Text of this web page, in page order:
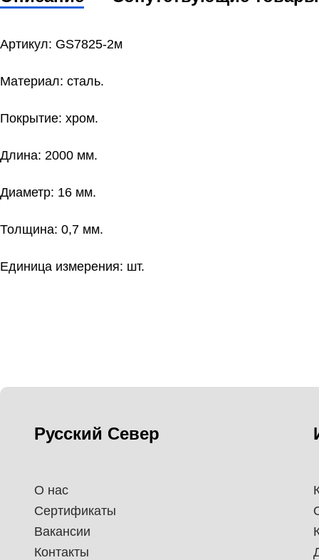
Артикул: GS7825-2м
Материал: сталь.
Покрытие: хром.
Длина: 2000 мм.
Диаметр: 16 мм.
Толщина: 0,7 мм.
Единица измерения: шт.
Русский Север
О нас
Сертификаты
Вакансии
Контакты